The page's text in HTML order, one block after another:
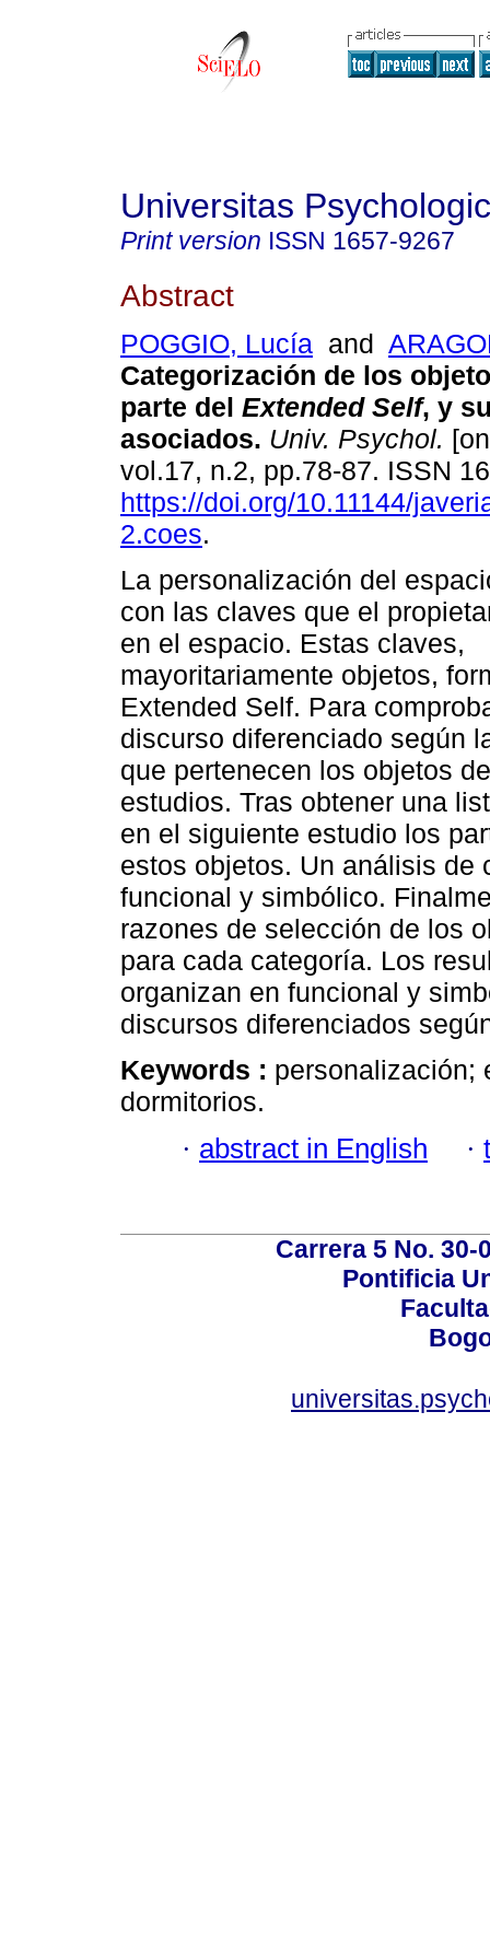
Universitas
Print version ISSN 1657-9267
Abstract
POGGIO, Lucía and
Categorización de los
parte del Extended Self, y
asociados. Univ. Psychol.
vol.17, n.2, pp.78-87. ISSN
https://doi.org/10.11144/
2.coes.
La personalización del
con las claves que el
en el espacio. Estas claves,
mayoritariamente objetos,
Extended Self. Para
discurso diferenciado según
que pertenecen los objetos
estudios. Tras obtener una
en el siguiente estudio los
estos objetos. Un análisis de
funcional y simbólico.
razones de selección de los
para cada categoría. Los
organizan en funcional y
discursos diferenciados
Keywords : personalización;
dormitorios.
· abstract in English ·
Carrera 5 No.
Pontificia